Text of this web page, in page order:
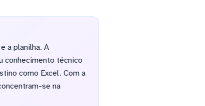
a planilha. A
conhecimento técnico
como Excel. Com a
se na